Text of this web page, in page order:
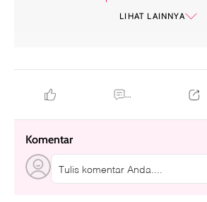
LIHAT LAINNYA
...
Komentar
Tulis komentar Anda....